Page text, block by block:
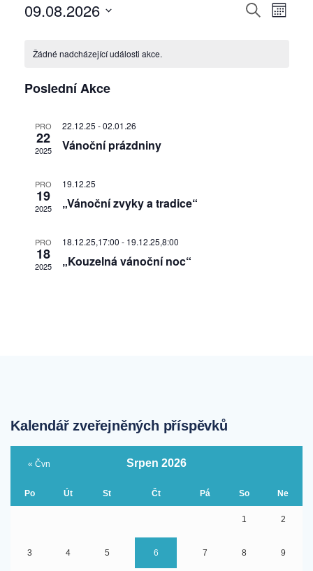
Hledat
Měsíc
09.08.2026
datum.
z
Akce
Žádné nadcházející události akce.
Poslední Akce
PRO
22
2025
22.12.25 -02.01.26
Vánoční prázdniny
PRO
19
2025
19.12.25
„Vánoční zvyky a tradice“
PRO
18
2025
18.12.25,17:00 - 19.12.25,8:00
„Kouzelná vánoční noc“
Kalendář zveřejněných příspěvků
Srpen 2026
Po Út St Čt Pá So Ne
1 2
3 4 5 6 7 8 9
« Čvn